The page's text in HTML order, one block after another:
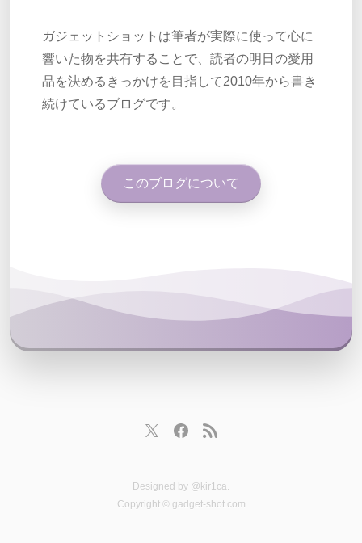
ガジェットショットは筆者が実際に使って心に
響いた物を共有することで、読者の明日の愛用
品を決めるきっかけを目指して2010年から書き
続けているブログです。
このブログについて
Designed by @kir1ca.
Copyright © gadget-shot.com